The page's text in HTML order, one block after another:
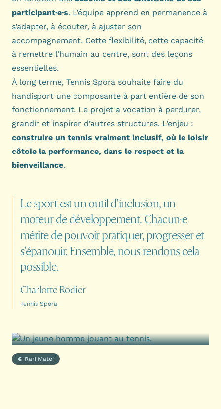
participant·e·s. L’équipe apprend en permanence à
s’adapter, à écouter, à ajuster son
accompagnement. Cette flexibilité, cette capacité
à remettre l’humain au centre, sont des leçons
essentielles.
À long terme, Tennis Spora souhaite faire du
handisport une composante à part entière de son
fonctionnement. Le projet a vocation à perdurer,
grandir et inspirer d’autres structures. L’enjeu :
construire un tennis vraiment inclusif, où le loisir
côtoie la performance, dans le respect et la
bienveillance.
Lesportestunoutil d’inclusion, un
moteurdedéveloppement. Chacun·e
méritedepouvoirpratiquer, progresseret
s’épanouir. Ensemble, nous rendons cela
possible.
Charlotte Rodier
Tennis Spora
© Rari Matei